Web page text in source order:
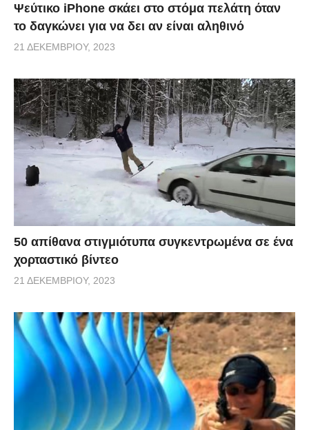
Ψεύτικο iPhone σκάει στο στόμα πελάτη όταν
το δαγκώνει για να δει αν είναι αληθινό
21 ΔΕΚΕΜΒΡΊΟΥ, 2023
50 απίθανα στιγμιότυπα συγκεντρωμένα σε ένα
χορταστικό βίντεο
21 ΔΕΚΕΜΒΡΊΟΥ, 2023